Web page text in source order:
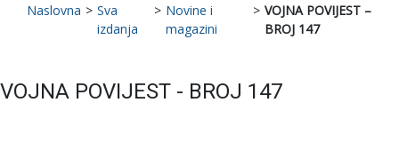
Naslovna > Sva
izdanja
> Novine i
magazini
> VOJNA POVIJEST –
BROJ 147
VOJNA POVIJEST - BROJ 147